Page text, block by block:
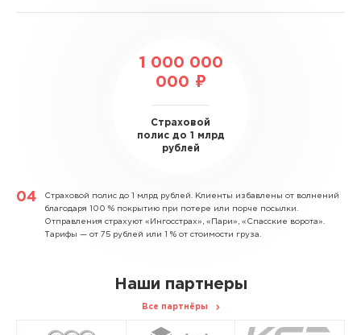
1 000 000
000 ₽
Страховой
полис до 1 млрд
рублей
Страховой полис до 1 млрд рублей. Клиенты избавлены от волнений
благодаря 100 % покрытию при потере или порче посылки.
Отправления страхуют «Ингосстрах», «Пари», «Спасские ворота».
Тарифы — от 75 рублей или 1 % от стоимости груза.
Наши партнеры
Все партнёры